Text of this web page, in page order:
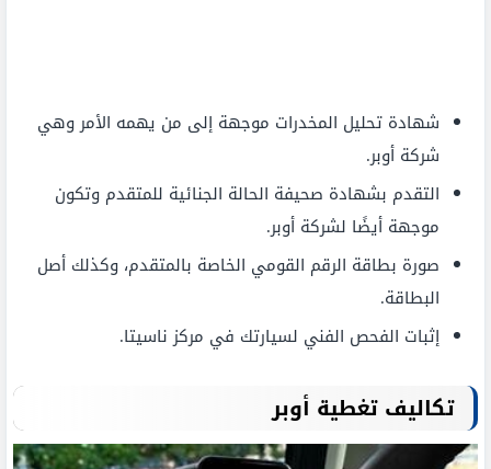
شهادة تحليل المخدرات موجهة إلى من يهمه الأمر وهي
شركة أوبر.
التقدم بشهادة صحيفة الحالة الجنائية للمتقدم وتكون
موجهة أيضًا لشركة أوبر.
صورة بطاقة الرقم القومي الخاصة بالمتقدم، وكذلك أصل
البطاقة.
إثبات الفحص الفني لسيارتك في مركز ناسيتا.
تكاليف تغطية أوبر